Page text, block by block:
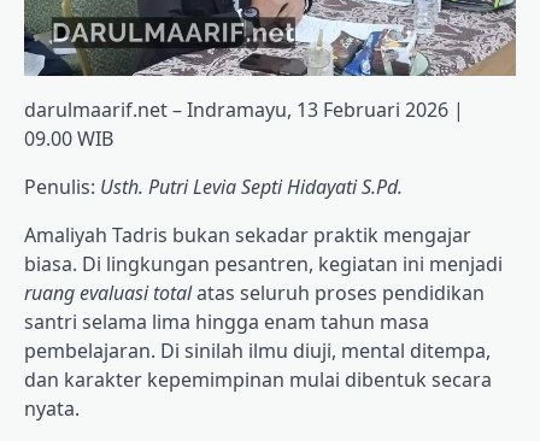
darulmaarif.net – Indramayu, 13 Februari 2026 |
09.00 WIB
Penulis: Usth. Putri Levia Septi Hidayati S.Pd.
Amaliyah Tadris bukan sekadar praktik mengajar
biasa. Di lingkungan pesantren, kegiatan ini menjadi
ruang evaluasi totalatas seluruh proses pendidikan
santri selama lima hingga enam tahun masa
pembelajaran. Di sinilah ilmu diuji, mental ditempa,
dan karakter kepemimpinan mulai dibentuk secara
nyata.